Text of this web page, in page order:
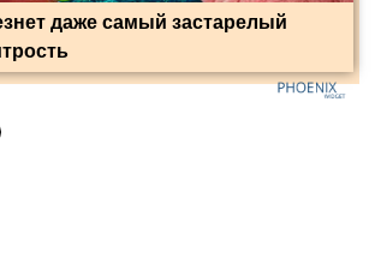
даже самый застарелый